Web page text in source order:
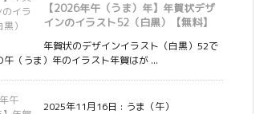
【2026年午（うま）年】年賀状デザ
インのイラスト52（白黒）【無料】
年賀状のデザインイラスト（白黒）52で
午（うま）年のイラスト年賀はが ...
2025年11月16日 : うま（午）